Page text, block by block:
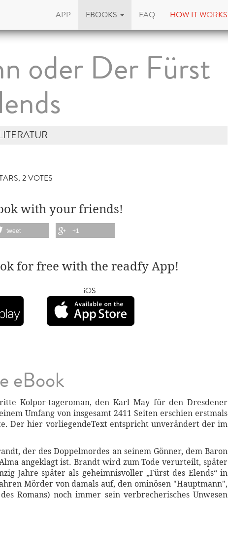
APP EBOOKS FAQ HOW IT WORKS
oder Der Fürst
2 VOTES
with your friends!
tweet +1
for free with the readfy App!
iOS
eBook
Kolpor-tageroman, den Karl May für den Dresdener
Umfang von insgesamt 2411 Seiten erschien erstmals
Der hier vorliegendeText entspricht unverändert der im
der des Doppelmordes an seinem Gönner, dem Baron
angeklagt ist. Brandt wird zum Tode verurteilt, später
Jahre später als geheimnisvoller „Fürst des Elends“ in
Mörder von damals auf, den ominösen "Hauptmann",
Romans) noch immer sein verbrecherisches Unwesen